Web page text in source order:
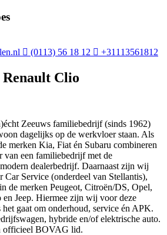
(0113) 56 18 12 +31113561812
Renault Clio
Zeeuws familiebedrijf (sinds 1962)
dagelijks op de werkvloer staan. Als
merken Kia, Fiat én Subaru combineren
van een familiebedrijf met de
dealerbedrijf. Daarnaast zijn wij
Car Service (onderdeel van Stellantis),
de merken Peugeot, Citroën/DS, Opel,
Jeep. Hiermee zijn wij voor deze
gaat om onderhoud, service én APK.
hybride en/of elektrische auto.
officieel BOVAG lid.